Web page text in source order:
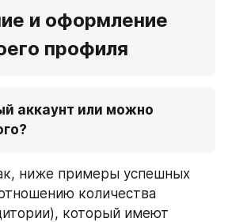
и оформление
профиля
аккаунт или можно
ниже примеры успешных
количества
который имеют